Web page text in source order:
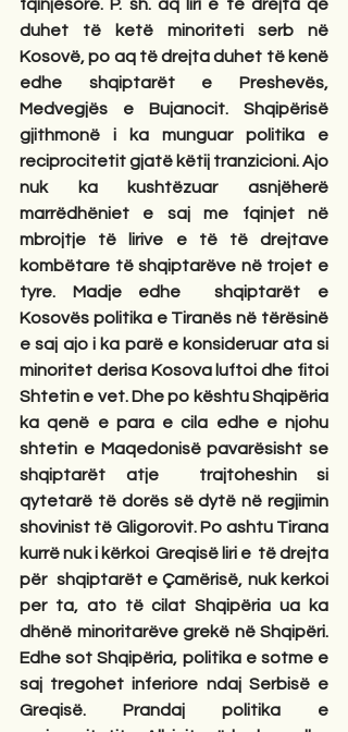
fqinjësore. P. sh. aq liri e të drejta që
duhet të ketë minoriteti serb në
Kosovë, po aq të drejta duhet të kenë
edhe shqiptarët e Preshevës,
Medvegjës e Bujanocit. Shqipërisë
gjithmonë i ka munguar politika e
reciprocitetit gjatë këtij tranzicioni. Ajo
nuk ka kushtëzuar asnjëherë
marrëdhëniet e saj me fqinjet në
mbrojtje të lirive e të të drejtave
kombëtare të shqiptarëve në trojet e
tyre. Madje edhe
shqiptarët e
Kosovës politika e Tiranës në tërësinë
e saj ajo i ka parë e konsideruar ata si
minoritet derisa Kosova luftoi dhe fitoi
Shtetin e vet. Dhe po kështu Shqipëria
ka qenë e para e cila edhe e njohu
shtetin e Maqedonisë pavarësisht se
shqiptarët atje
trajtoheshin si
qytetarë të dorës së dytë në regjimin
shovinist të Gligorovit. Po ashtu Tirana
kurrë nuk i kërkoi Greqisë liri e të drejta
për shqiptarët e Çamërisë, nuk kerkoi
per ta, ato të cilat Shqipëria ua ka
dhënë minoritarëve grekë në Shqipëri.
Edhe sot Shqipëria, politika e sotme e
saj tregohet inferiore ndaj Serbisë e
Greqisë. Prandaj politika e